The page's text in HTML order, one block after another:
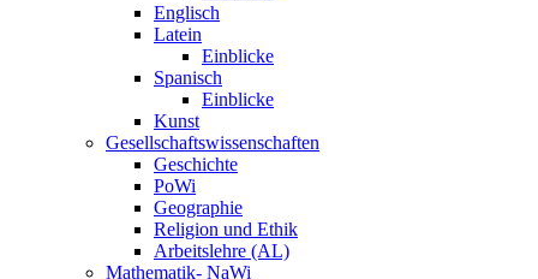
Englisch
Latein
Einblicke
Spanisch
Einblicke
Kunst
Gesellschaftswissenschaften
Geschichte
PoWi
Geographie
Religion und Ethik
Arbeitslehre (AL)
Mathematik- NaWi